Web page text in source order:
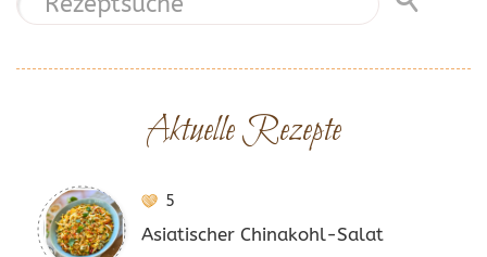
Aktuelle Rezepte
5
Asiatischer Chinakohl-Salat